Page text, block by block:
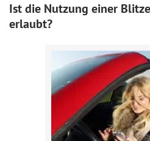
Ist die Nutzung einer
erlaubt?